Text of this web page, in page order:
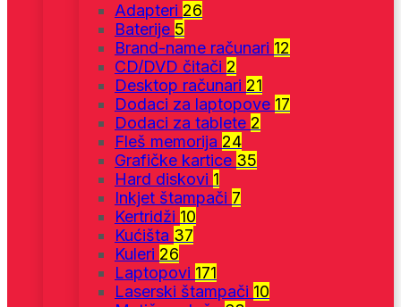
Adapteri 26
Baterije 5
Brand-name računari 12
CD/DVD čitači 2
Desktop računari 21
Dodaci za laptopove 17
Dodaci za tablete 2
Fleš memorija 24
Grafičke kartice 35
Hard diskovi 1
Inkjet štampači 7
Kertridži 10
Kućišta 37
Kuleri 26
Laptopovi 171
Laserski štampači 10